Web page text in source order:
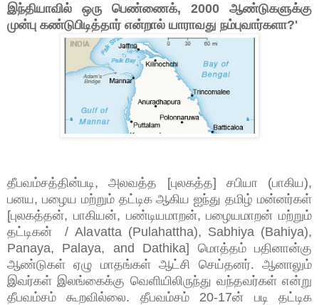
இந்தியாவில் ஒரு பெண்ணைக், 2000 ஆண்டுகளுக்கு
முன்பு கண்டுபிடித்தார் என்றால் யாராவது நம்புவார்களா?'
தீபவம்சத்தின்படி, அலவத்த [புலகத்த] சபியா (பாகிய),
பனய, பழைய மற்றும் தட்டிக ஆகிய ஐந்து தமிழ் மன்னர்கள்
[புலகத்தன், பாகியன், பண்டியமாறன், பழையமாறன் மற்றும்
தட்டிகன் / Alavatta (Pulahattha), Sabhiya (Bahiya),
Panaya, Palaya, and Dathika] மொத்தம் பதினான்கு
ஆண்டுகள் ஏழு மாதங்கள் ஆட்சி செய்தனர். ஆனாலும்
இவர்கள் இலங்கைக்கு வெளியிலிருந்து வந்தவர்கள் என்று
தீபவம்சம் கூறவில்லை. தீபவம்சம் 20-17ன் படி தட்டிக